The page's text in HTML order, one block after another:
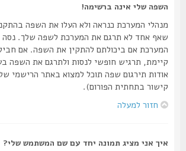
השפה שלי אינה ברשימה!
מנהלי המערכת כנראה ולא העלו את השפה בהתקנת
שאף אחד לא תרגם את המערכת לשפה שלך. נסה
המערכת אם ביכולתם להתקין את השפה. אם חבילת
קיימת, תרגיש חופשי לנסות ולתרגם את השפה
קישור בתחתית הפורום).
חזור למעלה
איך אני מציג תמונה יחד עם שם המשתמש שלי?